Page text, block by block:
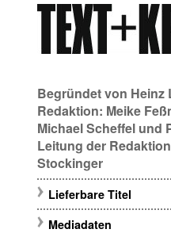
Begründet von Heinz
Redaktion: Meike
Michael Scheffel und
Leitung der
Stockinger
Lieferbare Titel
Mediadaten